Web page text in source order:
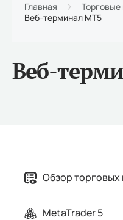
Промо
Главная
Веб-терминал MT5
Веб-
Обзор
MetaTrader 5